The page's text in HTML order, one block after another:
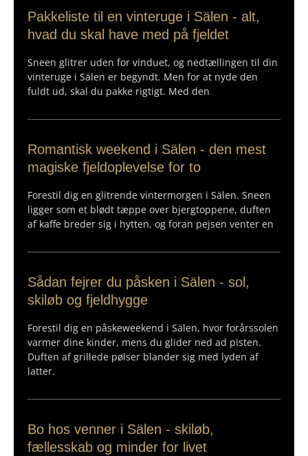
Pakkeliste til en vinteruge i Sälen - alt,
hvad du skal have med på fjeldet
Sneen glitrer uden for vinduet, og nedtællingen til din
vinteruge i Sälen er begyndt. Men for at nyde den
fuldt ud, skal du pakke rigtigt. Med den
Romantisk weekend i Sälen - den mest
magiske fjeldoplevelse for to
Forestil dig en glitrende vintermorgen i Sälen. Sneen
ligger som et blødt tæppe over bjergtoppene, duften
af kaffe breder sig i hytten, og foran pejsen venter en
Sådan fejrer du påsken i Sälen - sol,
skiløb og fjeldhygge
Forestil dig en påskeweekend i Sälen, hvor forårssolen
varmer dine kinder, mens du glider ned ad pisten.
Duften af grillede pølser blander sig med lyden af
latter.
Bo hos venner i Sälen - skiløb,
fællesskab og minder for livet